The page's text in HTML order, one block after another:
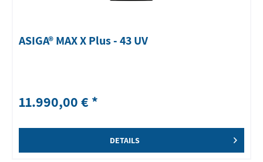
ASIGA® MAX X Plus - 43 UV
11.990,00 € *
DETAILS